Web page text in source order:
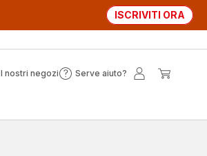
ISCRIVITI ORA
I nostri negozi Serve aiuto?
Serve